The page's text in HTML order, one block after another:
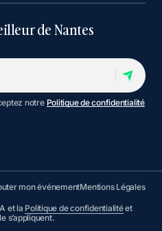
de Nantes
notre Politique de confidentialité
mon événementMentions Légales
et la Politique de confidentialitéet
s’appliquent.